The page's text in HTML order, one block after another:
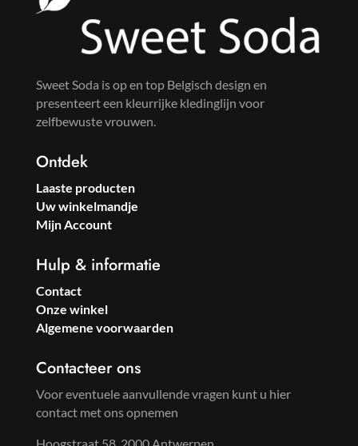
Sweet Soda is op en top Belgisch design en
presenteert een kleurrijke kledinglijn voor
zelfbewuste vrouwen.
Ontdek
Laaste producten
Uw winkelmandje
Mijn Account
Hulp & informatie
Contact
Onze winkel
Algemene voorwaarden
Contacteer ons
Voor eventuele aanvullende vragen kunt u hier
contact met ons opnemen
Hoogstraat 58, 2000 Antwerpen